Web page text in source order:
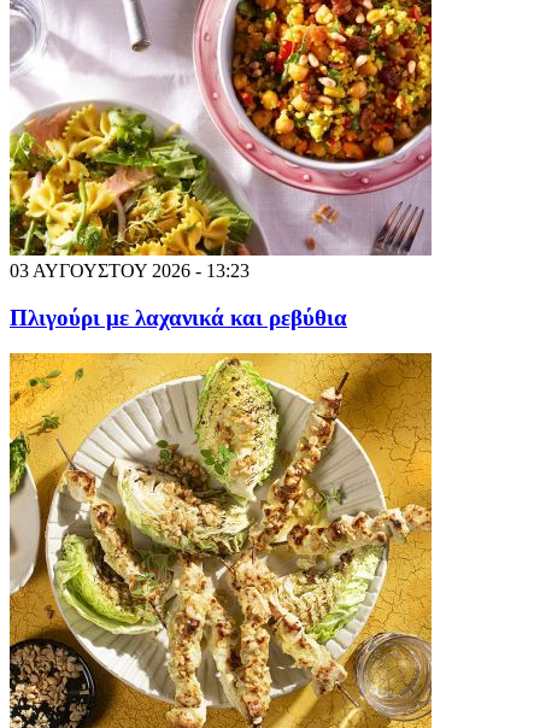
03 ΑΥΓΟΥΣΤΟΥ 2026 - 13:23
Πλιγούρι με λαχανικά και ρεβύθια